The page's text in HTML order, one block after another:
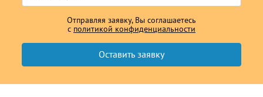
Отправляя заявку, Вы соглашаетесь
с политикой конфиденциальности